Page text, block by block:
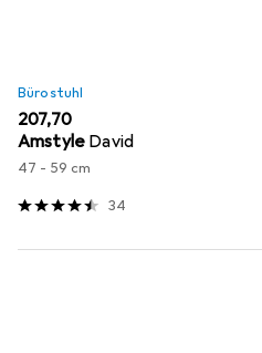
Bürostuhl
EUR
207,70
Amstyle David
47 - 59 cm
34